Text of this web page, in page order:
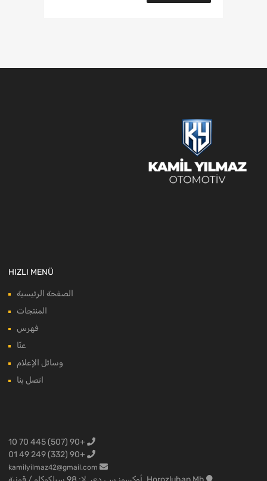
HIZLI MENÜ
الصفحة الرئيسية
المنتجات
فهرس
عنّا
وسائل الإعلام
اتصل بنا
+90 (507) 445 70 10
+90 (332) 249 49 01
kamilyilmaz42@gmail.com